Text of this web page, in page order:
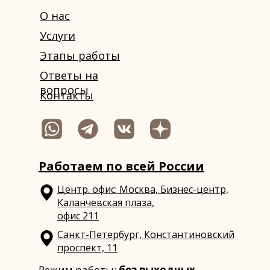
Работаем по всей России
Центр. офис: Москва, Бизнес-центр,
Каланчевская плаза,
офис 211
Санкт-Петербург, Константиновский
проспект, 11
О нас
Услуги
Этапы работы
Ответы на
вопросы
Контакты